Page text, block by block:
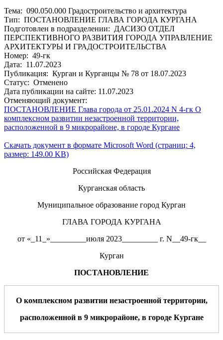
Тема: 090.050.000 Градостроительство и архитектура
Тип: ПОСТАНОВЛЕНИЕ ГЛАВА ГОРОДА КУРГАНА
Подготовлен в подразделении: ДАСИЗО ОТДЕЛ
ПЕРСПЕКТИВНОГО РАЗВИТИЯ ГОРОДА УПРАВЛЕНИЕ
АРХИТЕКТУРЫ И ГРАДОСТРОИТЕЛЬСТВА
Номер: 49-гк
Дата: 11.07.2023
Публикация: Курган и Курганцы № 78 от 18.07.2023
Статус: Отменено
Дата публикации на сайте: 11.07.2023
Отменяющий документ:
ПОСТАНОВЛЕНИЕ Глава города от 25.01.2024 N 4-гк О
комплексном развитии незастроенной территории,
расположенной в 9 микрорайоне, в городе Кургане
Скачать документ в формате Microsoft Word (страниц: 4,
размер: 149.00 KB)
Российская Федерация
Курганская область
Муниципальное образование город Курган
ГЛАВА ГОРОДА КУРГАНА
от «_11_»_________июля 2023_________ г. N__49-гк__
Курган
ПОСТАНОВЛЕНИЕ
О комплексном развитии незастроенной территории,
расположенной в 9микрорайоне, вгороде Кургане